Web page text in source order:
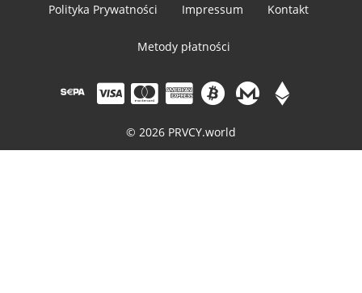
Polityka Prywatności Impressum Kontakt
Metody płatności
© 2026 PRVCY.world